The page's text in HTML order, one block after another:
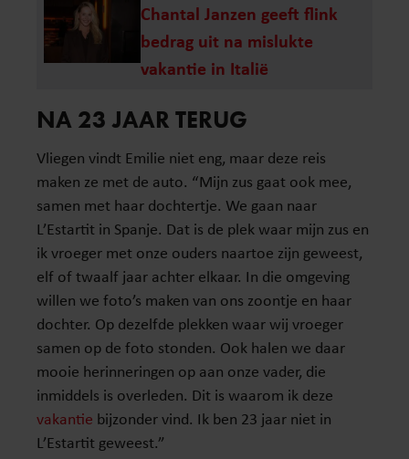
Chantal Janzen geeft flink
bedrag uit na mislukte
vakantie in Italië
NA 23 JAAR TERUG
Vliegen vindt Emilie niet eng, maar deze reis
maken ze met de auto. “Mijn zus gaat ook mee,
samen met haar dochtertje. We gaan naar
L’Estartit in Spanje. Dat is de plek waar mijn zus en
ik vroeger met onze ouders naartoe zijn geweest,
elf of twaalf jaar achter elkaar. In die omgeving
willen we foto’s maken van ons zoontje en haar
dochter. Op dezelfde plekken waar wij vroeger
samen op de foto stonden. Ook halen we daar
mooie herinneringen op aan onze vader, die
inmiddels is overleden. Dit is waarom ik deze
vakantie bijzonder vind. Ik ben 23 jaar niet in
L’Estartit geweest.”